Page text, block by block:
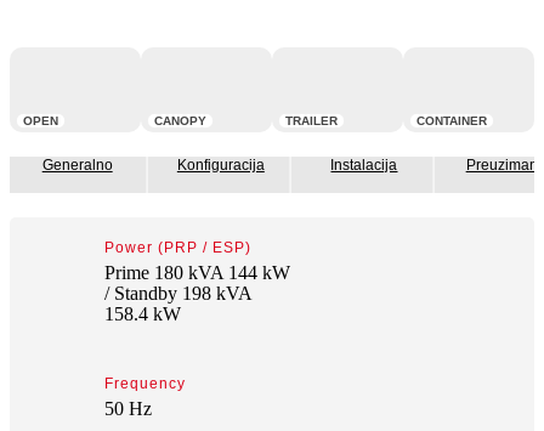
OPEN CANOPY TRAILER CONTAINER
Generalno Konfiguracija Instalacija
Frequency
50 Hz
Power (PRP / ESP)
Prime 180 kVA 144 kW
/ Standby 198 kVA
158.4 kW